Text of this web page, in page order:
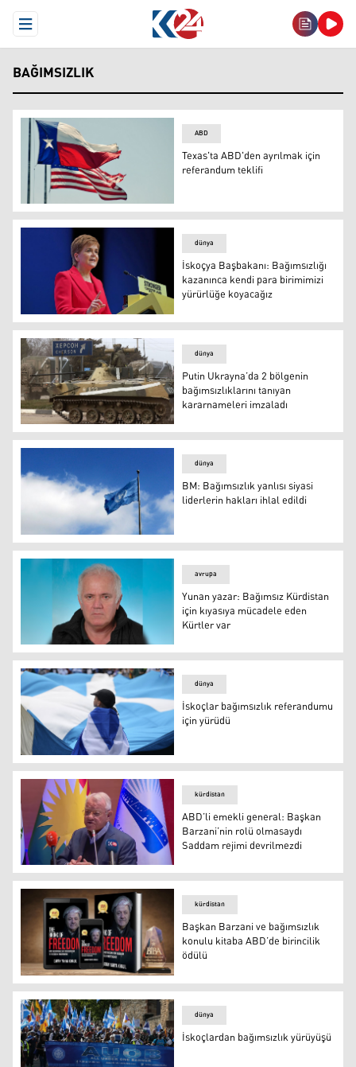
Open Menu
BAĞIMSIZLIK
Texas'ta ABD'den ayrılmak için referandum teklifi
ABD
Texas'ta ABD'den ayrılmak için
referandum teklifi
İskoçya Başbakanı: Bağımsızlığı kazanınca kendi para
dünya
İskoçya Başbakanı: Bağımsızlığı
kazanınca kendi para birimimizi
yürürlüğe koyacağız
Putin Ukrayna’da 2 bölgenin bağımsızlıklarını tanıyan
dünya
Putin Ukrayna’da 2 bölgenin
bağımsızlıklarını tanıyan
kararnameleri imzaladı
BM: Bağımsızlık yanlısı siyasi liderlerin hakları ihlal
dünya
BM: Bağımsızlık yanlısı siyasi
liderlerin hakları ihlal edildi
Avgi gazetesinin yazarlarından Yiannis Shizas
avrupa
Yunan yazar: Bağımsız Kürdistan
için kıyasıya mücadele eden
Kürtler var
İskoçlar bağımsızlık referandumu için yürüdü
dünya
İskoçlar bağımsızlık referandumu
için yürüdü
Jay Garner
kürdistan
ABD’li emekli general: Başkan
Barzani’nin rolü olmasaydı
Saddam rejimi devrilmezdi
Başkan Barzani ve bağımsızlık konulu kitaba ABD’de
kürdistan
Başkan Barzani ve bağımsızlık
konulu kitaba ABD’de birincilik
ödülü
dünya
İskoçlardan bağımsızlık yürüyüşü